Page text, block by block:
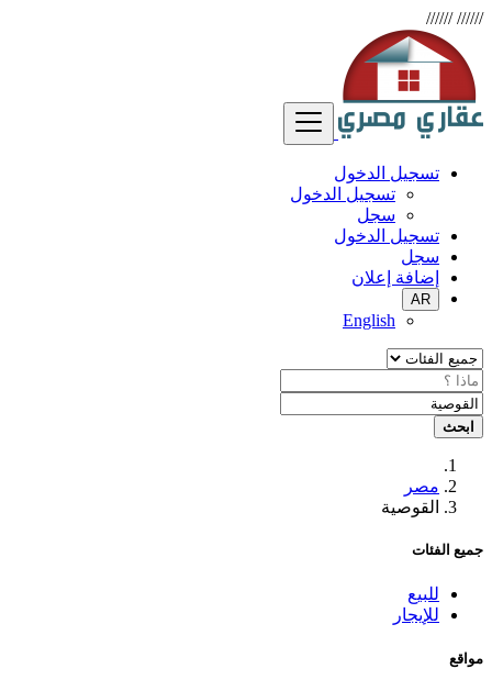
//////
//////
تسجيل الدخول
تسجيل الدخول
سجل
تسجيل الدخول
سجل
إضافة إعلان
AR
English
ابحث
مصر
القوصية
جميع الفئات
للبيع
للإيجار
مواقع